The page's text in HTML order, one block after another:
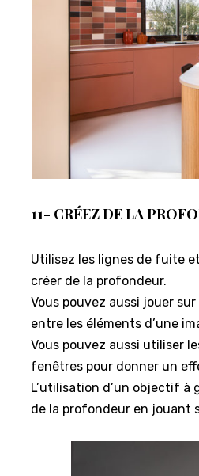
11- CRÉEZ DE LA
Utilisez les lignes de fuite
créer de la profondeur.
Vous pouvez aussi jouer
entre les éléments d’une
Vous pouvez aussi utiliser
fenêtres pour donner un
L’utilisation d’un objectif
de la profondeur en jouant